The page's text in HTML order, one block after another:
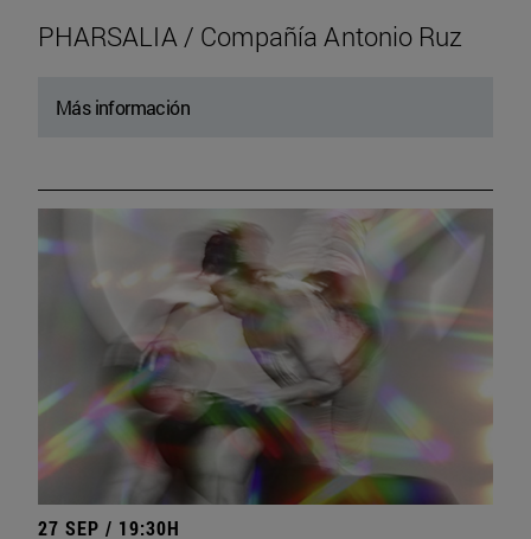
PHARSALIA / Compañía Antonio Ruz
Más información
27 SEP / 19:30H